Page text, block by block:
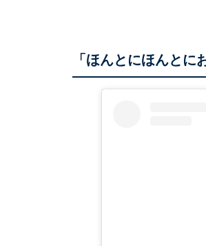
「ほんとにほんとに